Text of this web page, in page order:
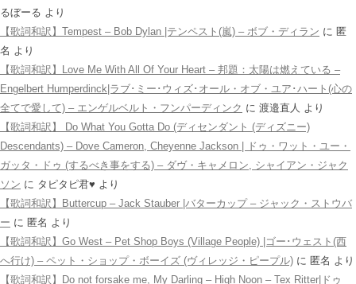
るぼーる より
【歌詞和訳】Tempest – Bob Dylan |テンペスト(嵐) – ボブ・ディラン に 匿
名 より
【歌詞和訳】Love Me With All Of Your Heart – 邦題：太陽は燃えている –
Engelbert Humperdinck|ラブ･ミー･ウィズ･オール・オブ・ユア･ハート(心の
全てで愛して) – エンゲルベルト・フンパーディンク に 渡邉直人 より
【歌詞和訳】 Do What You Gotta Do (ディセンダント (ディズニー)
Descendants) – Dove Cameron, Cheyenne Jackson | ドゥ・ワット・ユー・
ガッタ・ドゥ (するべき事をする) – ダヴ・キャメロン, シャイアン・ジャク
ソン に タピタピ君♥️ より
【歌詞和訳】Buttercup – Jack Stauber |バターカップ – ジャック・ストウバ
ー に 匿名 より
【歌詞和訳】Go West – Pet Shop Boys (Village People) |ゴー･ウェスト(西
へ行け) – ペット・ショップ・ボーイズ (ヴィレッジ・ピープル) に 匿名 より
【歌詞和訳】Do not forsake me, My Darling – High Noon – Tex Ritter|ドゥ